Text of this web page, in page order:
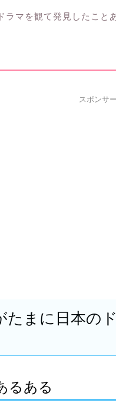
ラマを観て発見したこと
スポンサ
たまに日本の
るある